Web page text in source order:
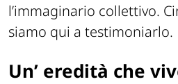
l’immaginario collettivo.
siamo qui a testimoniarlo.
Un’ eredità che